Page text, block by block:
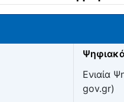
Ενιαία
gov.gr)